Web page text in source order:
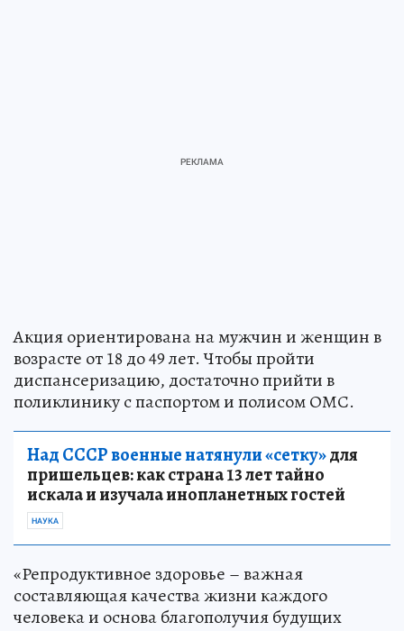
Акция ориентирована на мужчин и женщин в
возрасте от 18 до 49 лет. Чтобы пройти
диспансеризацию, достаточно прийти в
поликлинику с паспортом и полисом ОМС.
Над СССР военные натянули «сетку»для
пришельцев: как страна 13 лет тайно
искала и изучала инопланетных гостей
НАУКА
«Репродуктивное здоровье – важная
составляющая качества жизни каждого
человека и основа благополучия будущих